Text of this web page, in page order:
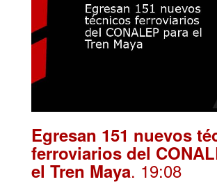
Egresan 151 nuevos
ferroviarios del
el Tren Maya. 19:08